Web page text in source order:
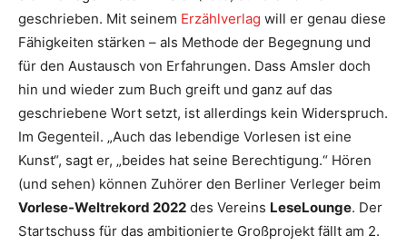
geschrieben. Mit seinem Erzählverlag will er genau diese
Fähigkeiten stärken – als Methode der Begegnung und
für den Austausch von Erfahrungen. Dass Amsler doch
hin und wieder zum Buch greift und ganz auf das
geschriebene Wort setzt, ist allerdings kein Widerspruch.
Im Gegenteil. „Auch das lebendige Vorlesen ist eine
Kunst“, sagt er, „beides hat seine Berechtigung.“ Hören
(und sehen) können Zuhörer den Berliner Verleger beim
Vorlese-Weltrekord 2022 des Vereins LeseLounge. Der
Startschuss für das ambitionierte Großprojekt fällt am 2.